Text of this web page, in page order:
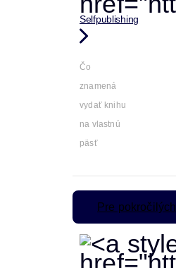
Selfpublishing
Čo
znamená
vydať knihu
na vlastnú
päsť
Pre pokročilých